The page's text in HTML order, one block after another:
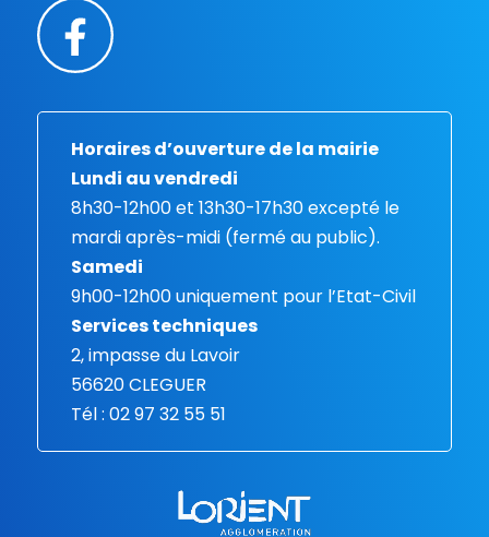
Horaires d’ouverture de la mairie
Lundi au vendredi
8h30-12h00 et 13h30-17h30 excepté le
mardi après-midi (fermé au public).
Samedi
9h00-12h00 uniquement pour l’Etat-Civil
Services techniques
2, impasse du Lavoir
56620 CLEGUER
Tél : 02 97 32 55 51